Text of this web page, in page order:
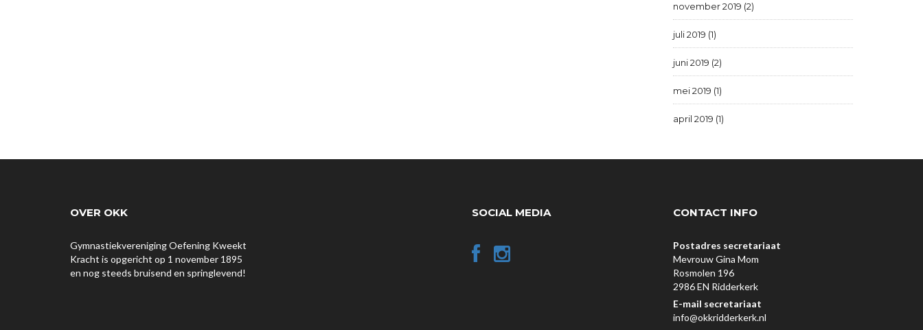
november 2019 (2)
juli 2019 (1)
juni 2019 (2)
mei 2019 (1)
april 2019 (1)
OVER OKK
Gymnastiekvereniging Oefening Kweekt
Kracht is opgericht op 1 november 1895
en nog steeds bruisend en springlevend!
SOCIAL MEDIA CONTACT INFO
Postadres secretariaat
Mevrouw Gina Mom
Rosmolen 196
2986 EN Ridderkerk
E-mail secretariaat
info@okkridderkerk.nl